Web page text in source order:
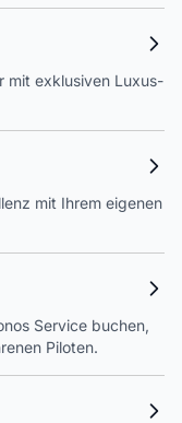
mit exklusiven Luxus-
mit Ihrem eigenen
Service buchen,
Piloten.